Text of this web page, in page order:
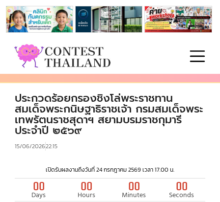
ประกวดร้อยกรองชิงโล่พระราชทาน
สมเด็จพระกนิษฐาธิราชเจ้า กรมสมเด็จพระ
เทพรัตนราชสุดาฯ สยามบรมราชกุมารี
ประจำปี ๒๕๖๙
15/06/202622:15
เปิดรับผลงานถึงวันที่ 24 กรกฎาคม 2569 เวลา 17.00 น.
00
Days
00
Hours
00
Minutes
00
Seconds